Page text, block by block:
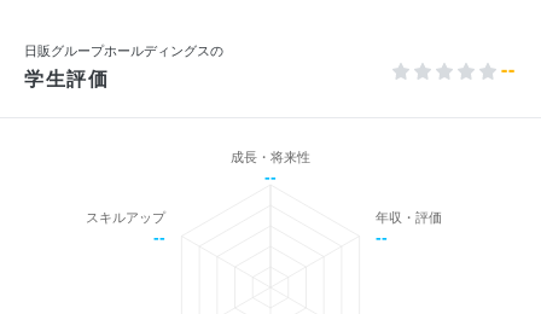
日販グループホールディングスの
学生評価 --
成長・将来性
--
年収・評価
--
スキルアップ
--